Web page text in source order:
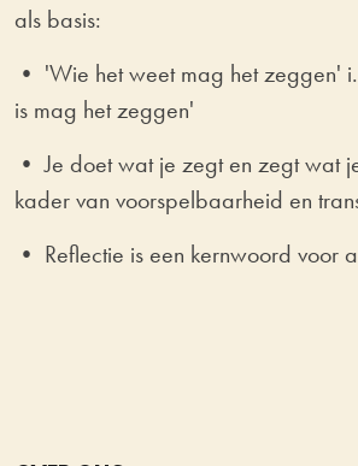
als basis:
• 'Wie het weet mag het zeggen'
is mag het zeggen'
• Je doet wat je zegt en zegt wat
kader van voorspelbaarheid en
• Reflectie is een kernwoord voor